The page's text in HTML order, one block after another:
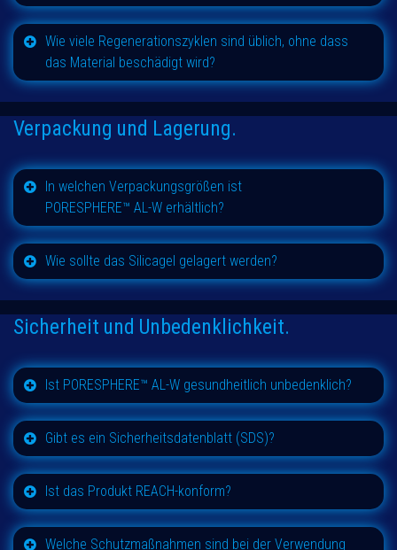
Wie viele Regenerationszyklen sind üblich, ohne dass
das Material beschädigt wird?
Verpackung und Lagerung.
In welchen Verpackungsgrößen ist
PORESPHERE™ AL-W erhältlich?
Wie sollte das Silicagel gelagert werden?
Sicherheit und Unbedenklichkeit.
Ist PORESPHERE™ AL-W gesundheitlich unbedenklich?
Gibt es ein Sicherheitsdatenblatt (SDS)?
Ist das Produkt REACH-konform?
Welche Schutzmaßnahmen sind bei der Verwendung